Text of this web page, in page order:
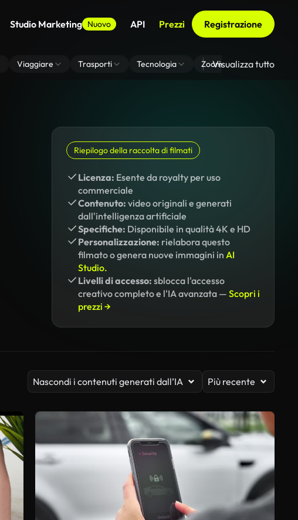
Studio Marketing Nuovo API Prezzi Registrazione
Viaggiare Trasporti Tecnologia Zoom Di Sfondo Virtuale
Visualizza tutto
Riepilogo della raccolta di filmati
Licenza: Esente da royalty per uso
commerciale
Contenuto: video originali e generati
dall'intelligenza artificiale
Specifiche: Disponibile in qualità 4K e HD
Personalizzazione: rielabora questo
filmato o genera nuove immagini in AI
Studio.
Livelli di accesso: sblocca l'accesso
creativo completo e l'IA avanzata — Scopri i
prezzi →
Nascondi i contenuti generati dall’IA Più recente